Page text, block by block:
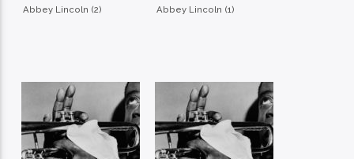
Abbey Lincoln (2) Abbey Lincoln (1)